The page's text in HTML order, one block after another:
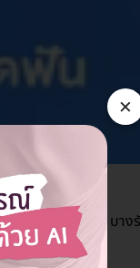
ะปิ , ห้วยขวาง , บา
×